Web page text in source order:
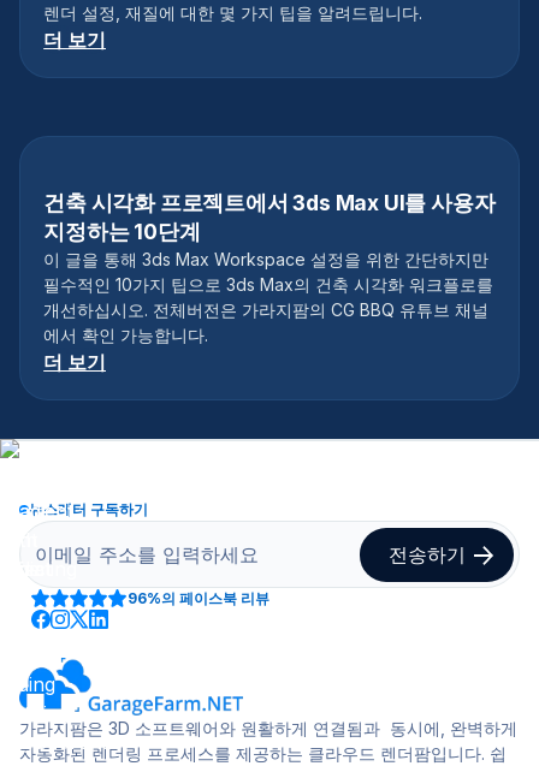
렌더 설정, 재질에 대한 몇 가지 팁을 알려드립니다.
더 보기
건축 시각화 프로젝트에서 3ds Max UI를 사용자
지정하는 10단계
이 글을 통해 3ds Max Workspace 설정을 위한 간단하지만
필수적인 10가지 팁으로 3ds Max의 건축 시각화 워크플로를
개선하십시오. 전체버전은 가라지팜의 CG BBQ 유튜브 채널
에서 확인 가능합니다.
더 보기
뉴스레터 구독하기
96%의 페이스북 리뷰
가라지팜은 3D 소프트웨어와 원활하게 연결됨과 동시에, 완벽하게
자동화된 렌더링 프로세스를 제공하는 클라우드 렌더팜입니다. 쉽